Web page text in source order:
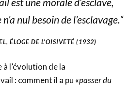
nul besoin de l’esclavage.“
ÉLOGE DE L’OISIVETÉ (1932)
l’évolution de la
: comment il a pu «passer du